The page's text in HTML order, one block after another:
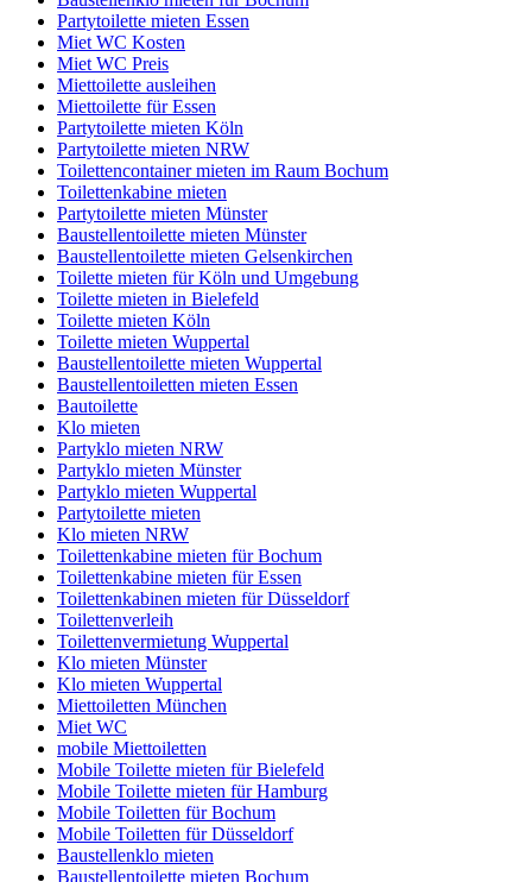
Partytoilette mieten Essen
Miet WC Kosten
Miet WC Preis
Miettoilette ausleihen
Miettoilette für Essen
Partytoilette mieten Köln
Partytoilette mieten NRW
Toilettencontainer mieten im Raum Bochum
Toilettenkabine mieten
Partytoilette mieten Münster
Baustellentoilette mieten Münster
Baustellentoilette mieten Gelsenkirchen
Toilette mieten für Köln und Umgebung
Toilette mieten in Bielefeld
Toilette mieten Köln
Toilette mieten Wuppertal
Baustellentoilette mieten Wuppertal
Baustellentoiletten mieten Essen
Bautoilette
Klo mieten
Partyklo mieten NRW
Partyklo mieten Münster
Partyklo mieten Wuppertal
Partytoilette mieten
Klo mieten NRW
Toilettenkabine mieten für Bochum
Toilettenkabine mieten für Essen
Toilettenkabinen mieten für Düsseldorf
Toilettenverleih
Toilettenvermietung Wuppertal
Klo mieten Münster
Klo mieten Wuppertal
Miettoiletten München
Miet WC
mobile Miettoiletten
Mobile Toilette mieten für Bielefeld
Mobile Toilette mieten für Hamburg
Mobile Toiletten für Bochum
Mobile Toiletten für Düsseldorf
Baustellenklo mieten
Baustellentoilette mieten Bochum